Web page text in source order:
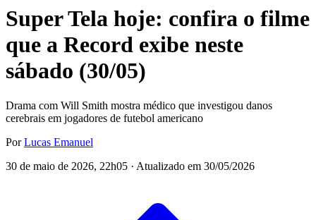
Super Tela hoje: confira o filme
que a Record exibe neste
sábado (30/05)
Drama com Will Smith mostra médico que investigou danos
cerebrais em jogadores de futebol americano
PorLucas Emanuel
30 de maio de 2026, 22h05 · Atualizado em 30/05/2026